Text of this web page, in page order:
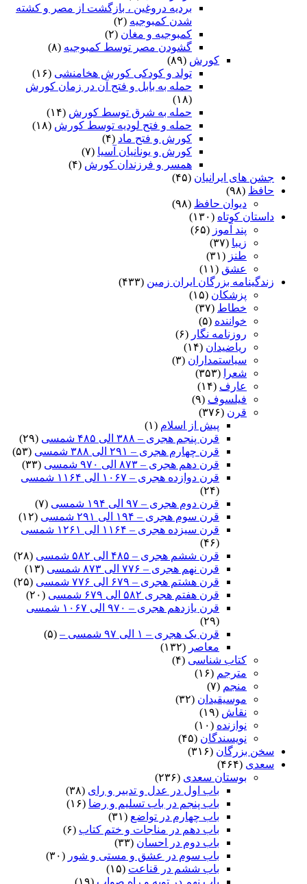
بردیه دروغین ، بازگشت از مصر و کشته
شدن کمبوجیه (۲)
کمبوجیه و مغان (۲)
گشودن مصر توسط کمبوجیه (۸)
کورش (۸۹)
تولد و کودکی کورش هخامنشی (۱۶)
حمله به بابل و فتح آن در زمان کورش
(۱۸)
حمله به شرق توسط کورش (۱۴)
حمله و فتح لودیه توسط کورش (۱۸)
کورش و فتح ماد (۴)
کورش و یونانیان آسیا (۷)
همسر و فرزندان کورش (۴)
جشن های ایرانیان (۴۵)
حافظ (۹۸)
دیوان حافظ (۹۸)
داستان کوتاه (۱۳۰)
پند آموز (۶۵)
زیبا (۳۷)
طنز (۳۱)
عشق (۱۱)
زندگینامه بزرگان ایران زمین (۴۳۳)
پزشکان (۱۵)
خطاط (۳۷)
خواننده (۵)
روزنامه نگار (۶)
ریاضیدان (۱۴)
سیاستمداران (۳)
شعرا
(۳۵۳)
عارف (۱۴)
فیلسوف (۹)
قرن (۳۷۶)
پیش از اسلام (۱)
قرن پنجم هجری – ۳۸۸ الی ۴۸۵ شمسی
(۲۹)
قرن چهارم هجری – ۲۹۱ الی ۳۸۸ شمسی
(۵۳)
قرن دهم هجری – ۸۷۳ الی ۹۷۰ شمسی
(۳۳)
قرن دوازده هجری – ۱۰۶۷ الی ۱۱۶۴ شمسی
(۲۴)
قرن دوم هجری – ۹۷ الی ۱۹۴ شمسی
(۷)
قرن سوم هجری – ۱۹۴ الی ۲۹۱ شمسی
(۱۲)
قرن سیزده هجری – ۱۱۶۴ الی ۱۲۶۱ شمسی
(۴۶)
قرن ششم هجری – ۴۸۵ الی ۵۸۲ شمسی
(۲۸)
قرن نهم هجری – ۷۷۶ الی ۸۷۳ شمسی
(۱۳)
قرن هشتم هجری – ۶۷۹ الی ۷۷۶ شمسی
(۲۵)
قرن هفتم هجری ۵۸۲ الی ۶۷۹ شمسی
(۲۰)
قرن یازدهم هجری – ۹۷۰ الی ۱۰۶۷ شمسی
(۲۹)
قرن یک هجری – ۱ الی ۹۷ شمسی –
(۵)
معاصر (۱۳۲)
کتاب شناسی (۴)
مترجم (۱۶)
منجم (۷)
موسیقیدان (۳۲)
نقاش (۱۹)
نوازنده (۱۰)
نویسندگان (۴۵)
سخن بزرگان (۳۱۶)
سعدی (۴۶۴)
بوستان سعدی (۲۳۶)
باب اول در عدل و تدبیر و رای (۳۸)
باب پنجم در باب تسلیم و رضا (۱۶)
باب چهارم در تواضع (۳۱)
باب دهم در مناجات و ختم کتاب (۶)
باب دوم در احسان (۳۳)
باب سوم در عشق و مستی و شور (۳۰)
باب ششم در قناعت (۱۵)
باب نهم در توبه و راه صواب (۱۹)